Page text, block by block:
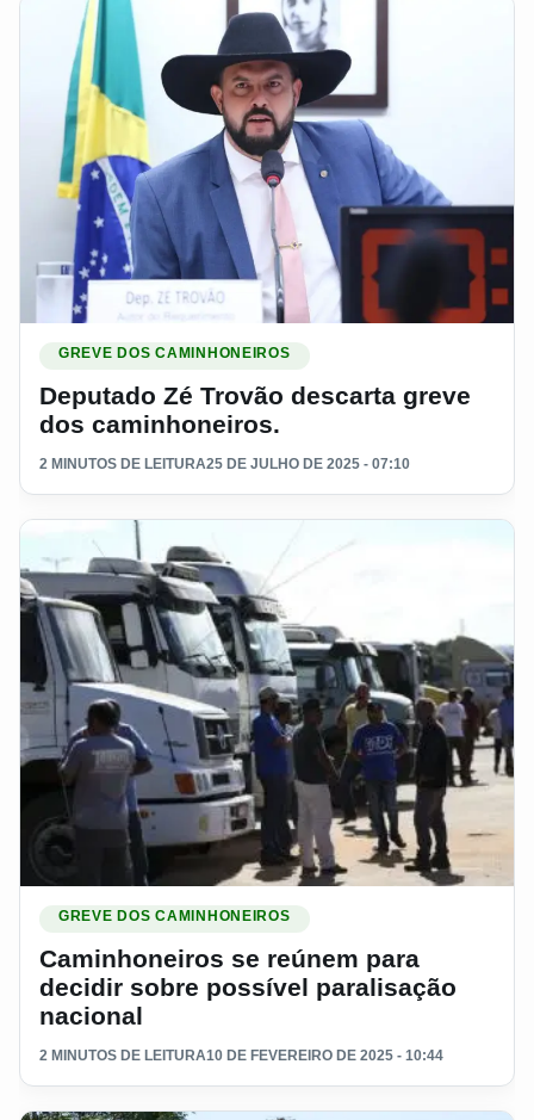
GREVE DOS CAMINHONEIROS
Deputado Zé Trovão descarta greve
dos caminhoneiros.
2 MINUTOS DE LEITURA25 DE JULHO DE 2025 - 07:10
GREVE DOS CAMINHONEIROS
Caminhoneiros se reúnem para
decidir sobre possível paralisação
nacional
2 MINUTOS DE LEITURA10 DE FEVEREIRO DE 2025 - 10:44